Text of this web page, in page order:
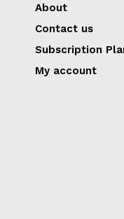
About
Contact us
Subscription
My account